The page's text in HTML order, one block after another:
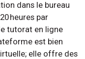
dans le bureau
heures par
tutorat en ligne
est bien
elle offre des